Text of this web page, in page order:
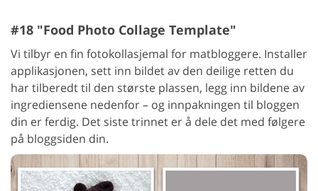
#18 "Food Photo Collage Template"
Vi tilbyr en fin fotokollasjemal for matbloggere. Installer
applikasjonen, sett inn bildet av den deilige retten du
har tilberedt til den største plassen, legg inn bildene av
ingrediensene nedenfor – og innpakningen til bloggen
din er ferdig. Det siste trinnet er å dele det med følgere
på bloggsiden din.